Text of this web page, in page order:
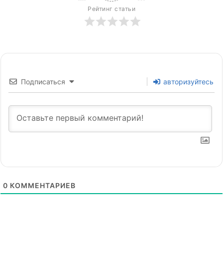
Рейтинг статьи
Подписаться авторизуйтесь
0 КОММЕНТАРИЕВ